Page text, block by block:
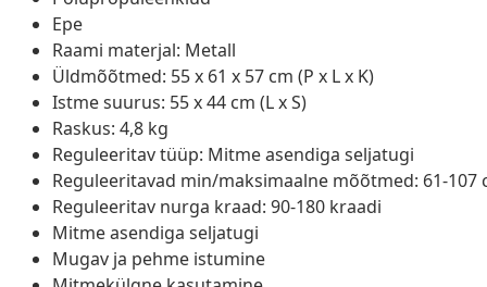
Epe
Raami materjal: Metall
Üldmõõtmed: 55 x 61 x 57 cm (P x L x K)
Istme suurus: 55 x 44 cm (L x S)
Raskus: 4,8 kg
Reguleeritav tüüp: Mitme asendiga seljatugi
Reguleeritavad min/maksimaalne mõõtmed: 61-107
Reguleeritav nurga kraad: 90-180 kraadi
Mitme asendiga seljatugi
Mugav ja pehme istumine